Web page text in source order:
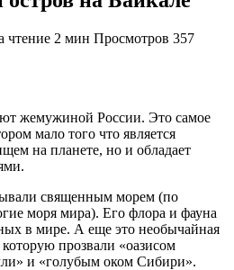
чтение 2 мин Просмотров 357
жемужиной России. Это самое
мало того что является
на планете, но и обладает
священным морем (по
моря мира). Его флора и фауна
в мире. А еще это необычайная
прозвали «оазисом
и «голубым оком Сибири».